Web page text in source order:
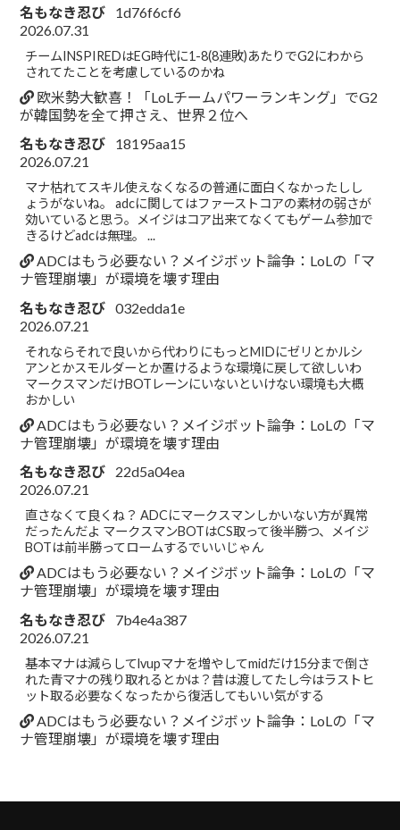
名もなき忍び
1d76f6cf6
2026.07.31
チームINSPIREDはEG時代に1-8(8連敗)あたりでG2にわから
されてたことを考慮しているのかね
欧米勢大歓喜！「LoLチームパワーランキング」でG2
が韓国勢を全て押さえ、世界２位へ
名もなき忍び
18195aa15
2026.07.21
マナ枯れてスキル使えなくなるの普通に面白くなかったしし
ょうがないね。 adcに関してはファーストコアの素材の弱さが
効いていると思う。メイジはコア出来てなくてもゲーム参加で
きるけどadcは無理。 ...
ADCはもう必要ない？メイジボット論争：LoLの「マ
ナ管理崩壊」が環境を壊す理由
名もなき忍び 032edda1e
2026.07.21
それならそれで良いから代わりにもっとMIDにゼリとかルシ
アンとかスモルダーとか置けるような環境に戻して欲しいわ
マークスマンだけBOTレーンにいないといけない環境も大概
おかしい
ADCはもう必要ない？メイジボット論争：LoLの「マ
ナ管理崩壊」が環境を壊す理由
名もなき忍び
22d5a04ea
2026.07.21
直さなくて良くね？ ADCにマークスマンしかいない方が異常
だったんだよ マークスマンBOTはCS取って後半勝つ、メイジ
BOTは前半勝ってロームするでいいじゃん
ADCはもう必要ない？メイジボット論争：LoLの「マ
ナ管理崩壊」が環境を壊す理由
名もなき忍び
7b4e4a387
2026.07.21
基本マナは減らしてlvupマナを増やしてmidだけ15分まで倒さ
れた青マナの残り取れるとかは？昔は渡してたし今はラストヒ
ット取る必要なくなったから復活してもいい気がする
ADCはもう必要ない？メイジボット論争：LoLの「マ
ナ管理崩壊」が環境を壊す理由